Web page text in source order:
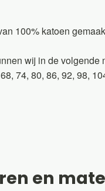
100% katoen
wij in de volgende
74, 80, 86, 92, 98,
en